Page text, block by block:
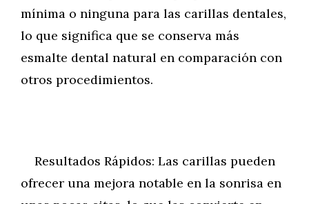
mínima o ninguna para las carillas dentales,
lo que significa que se conserva más
esmalte dental natural en comparación con
otros procedimientos.
Resultados Rápidos: Las carillas pueden
ofrecer una mejora notable en la sonrisa en